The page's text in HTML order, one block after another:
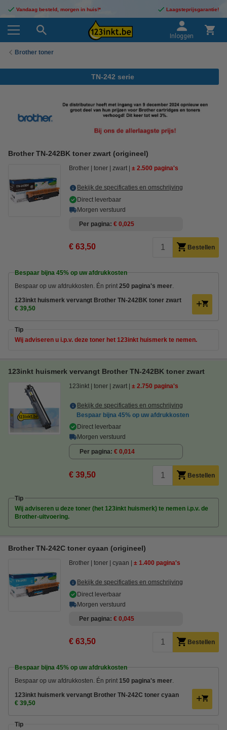
Vandaag besteld, morgen in huis!* Laagsteprijsgarantie!
Inloggen
Brother toner
TN-242 serie
Brother TN-242BK toner zwart (origineel)
Brother toner zwart ± 2.500 pagina's
Bekijk de specificaties en omschrijving
Direct leverbaar
Morgen verstuurd
Per pagina € 0,025
€ 63,50 Bestellen
Bespaar bijna 45% op uw afdrukkosten
Bespaar op uw afdrukkosten. Én print 250 pagina's meer
123inkt huismerk vervangt Brother TN-242BK toner zwart
€ 39,50
Tip
Wij adviseren u i.p.v. deze toner het 123inkt huismerk te nemen.
123inkt huismerk vervangt Brother TN-242BK toner zwart
123inkt toner zwart ± 2.750 pagina's
Bekijk de specificaties en omschrijving
Bespaar bijna 45% op uw afdrukkosten
Direct leverbaar
Morgen verstuurd
Per pagina € 0,014
€ 39,50 Bestellen
Tip
Wij adviseren u deze toner (het 123inkt huismerk) te nemen i.p.v. de
Brother-uitvoering.
Brother TN-242C toner cyaan (origineel)
Brother toner cyaan ± 1.400 pagina's
Bekijk de specificaties en omschrijving
Direct leverbaar
Morgen verstuurd
Per pagina € 0,045
€ 63,50 Bestellen
Bespaar bijna 45% op uw afdrukkosten
Bespaar op uw afdrukkosten. Én print 150 pagina's meer
123inkt huismerk vervangt Brother TN-242C toner cyaan
€ 39,50
Tip